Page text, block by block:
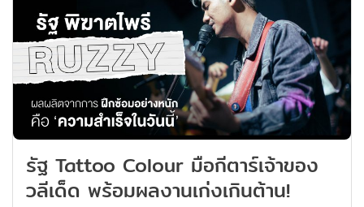
ปล่อยผ่านไปก่อนจะดีกว่า iPhone 15 เดิมพันก้าวใหม่ของ
Apple เมื่อโทรศัพท์ Android เข้ามามีส่วนแบ่งในตลาดมาก
ขึ้น ผู้พัฒนา Apple จึงพยายามที่จะใส่ลูกเล่นให้ iPhone 15
รุ่นใหม่ล่าสุดนี้จูงใจสาวก Apple ให้ได้ โดยสิ่งที่ถูกเพิ่มเข้ามา
คือ ‘ดีไซน์’ และ ‘ฟังก์ชัน’ ที่มีความแตกต่างกับรุ่นก่อน รวม
ถึงขนาดเครื่องที่บางเบาลง พร้อมหน้าจอ Super Retina
XDR ขนาด 6.1 นิ้ว (iPhone 15, Pro) […]
รัฐ Tattoo Colour มือกีตาร์เจ้าของ
วลีเด็ด พร้อมผลงานเก่งเกินต้าน!